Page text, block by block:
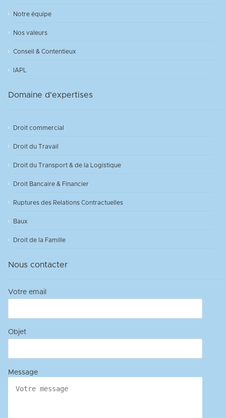
Notre équipe
Nos valeurs
Conseil & Contentieux
IAPL
Domaine d'expertises
Droit commercial
Droit du Travail
Droit du Transport & de la Logistique
Droit Bancaire & Financier
Ruptures des Relations Contractuelles
Baux
Droit de la Famille
Nous contacter
Votre email
Objet
Message